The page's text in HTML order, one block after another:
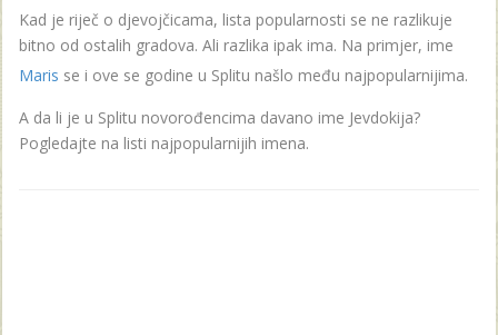
Kad je riječ o djevojčicama, lista popularnosti se ne razlikuje
bitno od ostalih gradova. Ali razlika ipak ima. Na primjer, ime
Maris se i ove se godine u Splitu našlo među najpopularnijima.
A da li je u Splitu novorođencima davano ime Jevdokija?
Pogledajte na listi najpopularnijih imena.